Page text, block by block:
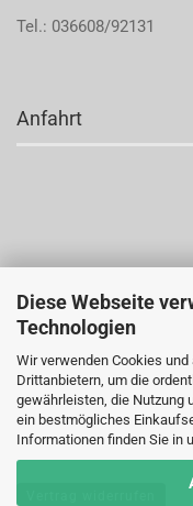
Diese Webseite
Technologien
Wir verwenden Cookies
Drittanbietern, um die
gewährleisten, die Nutzung
ein bestmögliches
Informationen finden Sie in
Tel.: 036608/92131
Anfahrt